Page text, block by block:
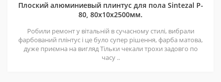
Плоский алюминиевый плинтус для пола Sintezal P-
80, 80х10х2500мм.
Робили ремонт у вітальній в сучасному стилі, вибрали
фарбований плінтус і це було супер рішення, фарба матова,
дуже приємна на вигляд Тільки чекали трохи задовго по
часу ..